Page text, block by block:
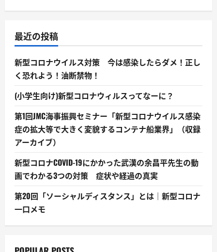
最近の投稿
新型コロナウイルス対策 今は感染したらダメ！正し
く恐れよう！油断禁物！
(小学生向け)新型コロナウィルスってなーに？
第1回JMC海事振興セミナー「新型コロナウイルス感染
症の拡大等で大きく変貌するコンテナ船業界」（収録
アーカイブ）
新型コロナCOVID-19にかかった武漢の余昌平先生の動
画でわかる3つの対策 症状や経過の真実
第20回「ソーシャルディスタンス」とは｜新型コロナ
一口メモ